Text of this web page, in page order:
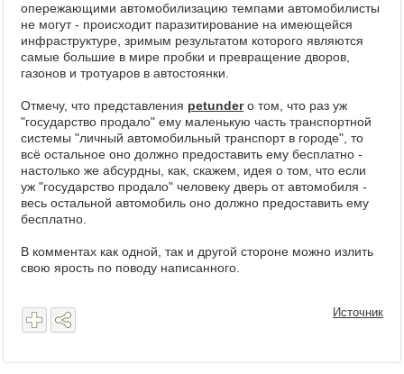
опережающими автомобилизацию темпами автомобилисты
не могут - происходит паразитирование на имеющейся
инфраструктуре, зримым результатом которого являются
самые большие в мире пробки и превращение дворов,
газонов и тротуаров в автостоянки.
Отмечу, что представления petunderо том, что раз уж
"государство продало" ему маленькую часть транспортной
системы "личный автомобильный транспорт в городе", то
всё остальное оно должно предоставить ему бесплатно -
настолько же абсурдны, как, скажем, идея о том, что если
уж "государство продало" человеку дверь от автомобиля -
весь остальной автомобиль оно должно предоставить ему
бесплатно.
В комментах как одной, так и другой стороне можно излить
свою ярость по поводу написанного.
Источник